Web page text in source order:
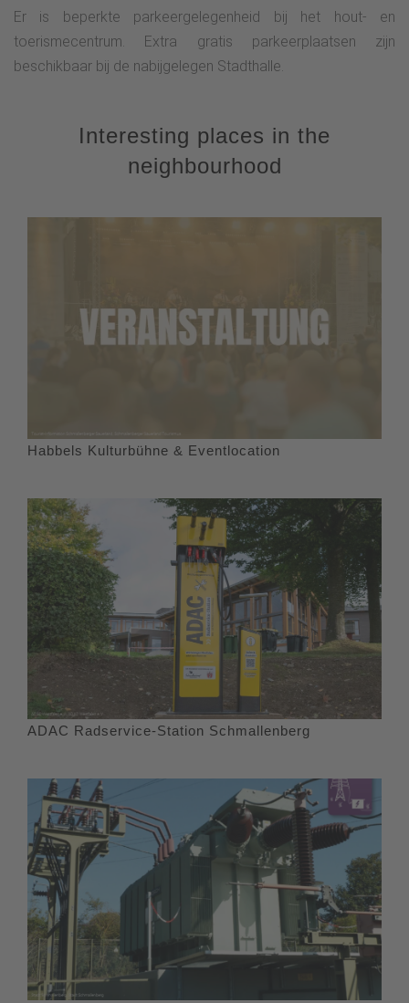
Er is beperkte parkeergelegenheid bij het hout- en
toerismecentrum. Extra gratis parkeerplaatsen zijn
beschikbaar bij de nabijgelegen Stadthalle.
Interesting places in the
neighbourhood
Habbels Kulturbühne & Eventlocation
ADAC Radservice-Station Schmallenberg